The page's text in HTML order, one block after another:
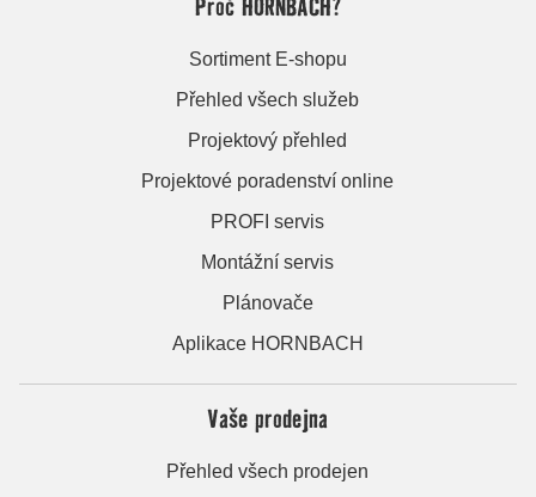
Sortiment E-shopu
Přehled všech služeb
Projektový přehled
Projektové poradenství online
PROFI servis
Montážní servis
Plánovače
Aplikace HORNBACH
Vaše prodejna
Přehled všech prodejen